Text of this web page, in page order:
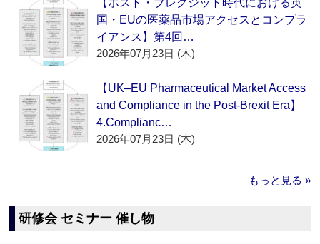
【ポスト・ブレグジット時代における英
国・EUの医薬品市場アクセスとコンプラ
イアンス】第4回…
2026年07月23日 (木)
【UK–EU Pharmaceutical Market Access
and Compliance in the Post-Brexit Era】
4.Complianc…
2026年07月23日 (木)
もっと見る »
研修会 セミナー 催し物